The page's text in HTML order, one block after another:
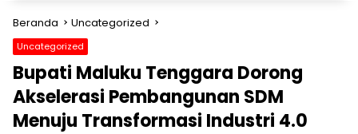
Beranda Uncategorized
Uncategorized
Bupati Maluku Tenggara Dorong
Akselerasi Pembangunan SDM
Menuju Transformasi Industri 4.0